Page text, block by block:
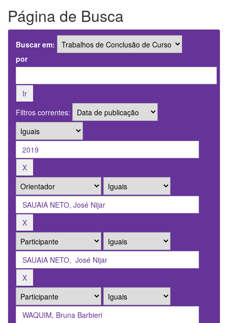
Página de Busca
Buscar em:
por
Filtros correntes: